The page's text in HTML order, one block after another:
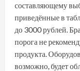
составляющему
приведённые в
до 3000 рублей.
порога не
продукта.
возможно, будет